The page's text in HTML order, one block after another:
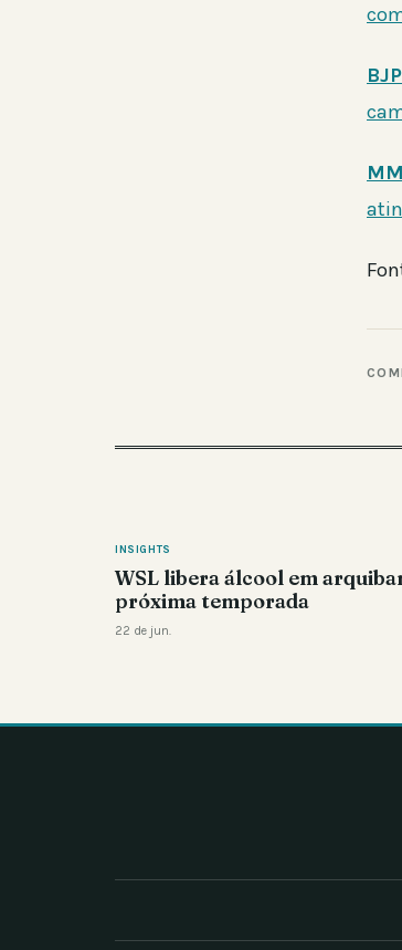
INSIGHTS
WSL libera álcool em
próxima temporada
22 de jun.